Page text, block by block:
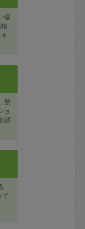
個
整
ョ
頼
で